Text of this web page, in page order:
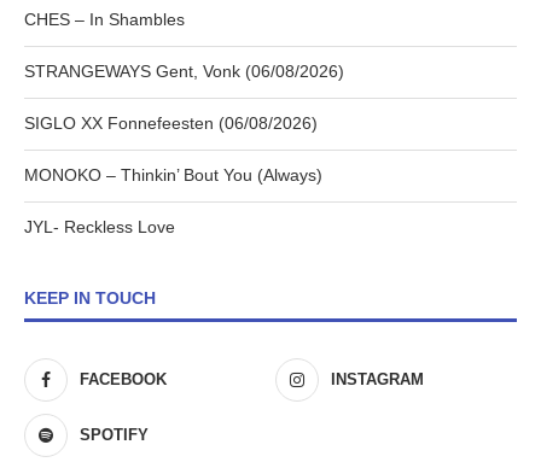
CHES – In Shambles
STRANGEWAYS Gent, Vonk (06/08/2026)
SIGLO XX Fonnefeesten (06/08/2026)
MONOKO – Thinkin’ Bout You (Always)
JYL- Reckless Love
KEEP IN TOUCH
FACEBOOK INSTAGRAM
SPOTIFY